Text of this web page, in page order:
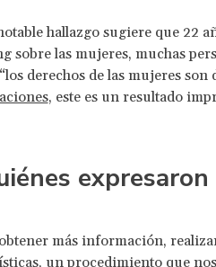
hallazgo sugiere que 22
sobre las mujeres, muchas
derechos de las mujeres son
, este es un resultado
más información,
un procedimiento que